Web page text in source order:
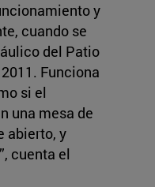
y
cuando se
del Patio
Funciona
si el
una mesa de
abierto, y
cuenta el